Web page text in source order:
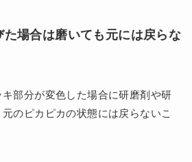
た場合は磨いても元には戻らな
部分が変色した場合に研磨剤や研
のピカピカの状態には戻らないこ